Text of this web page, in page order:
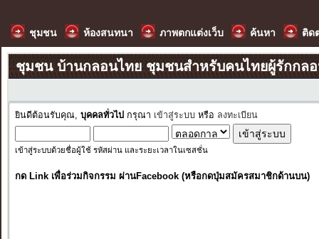
ชุมชน ห้องสนทนา ภาพตกแต่งเว็บ ค้นหา ติด
ชุมชน บ้านกลอนไทย ชุมชนสำหรับคนไทยผู้รักกล
ยินดีต้อนรับคุณ, บุคคลทั่วไป กรุณา เข้าสู่ระบบ หรือ ลงทะเบียน
เข้าสู่ระบบด้วยชื่อผู้ใช้ รหัสผ่าน และระยะเวลาในเซสชั่น
กด Link เพื่อร่วมกิจกรรม ผ่านFacebook (หรือกดปุ่มสมัครสมาชิกด้านบน)